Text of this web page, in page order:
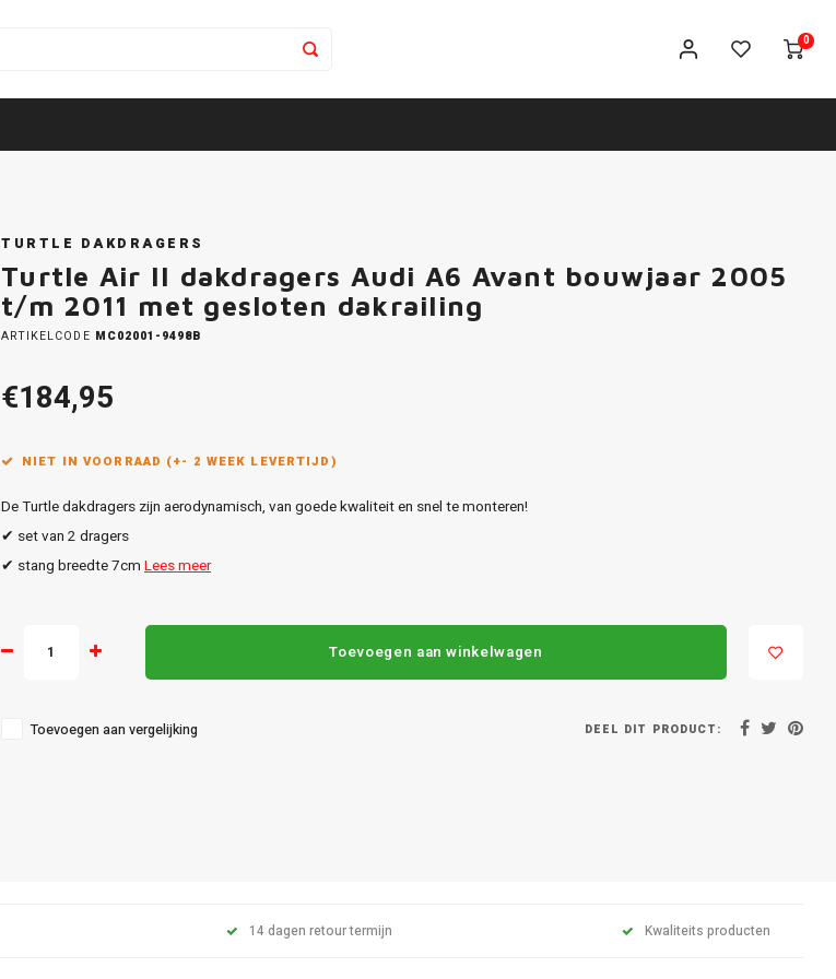
0
TURTLE DAKDRAGERS
Turtle Air II dakdragers Audi A6 Avant bouwjaar 2005
t/m 2011 met gesloten dakrailing
ARTIKELCODE MC02001-9498B
€184,95
NIET IN VOORRAAD (+- 2 WEEK LEVERTIJD)
De Turtle dakdragers zijn aerodynamisch, van goede kwaliteit en snel te monteren!
✔ set van 2 dragers
✔ stang breedte 7cm Lees meer
Toevoegen aan winkelwagen
Toevoegen aan vergelijking DEEL DIT PRODUCT:
14 dagen retour termijn Kwaliteits producten